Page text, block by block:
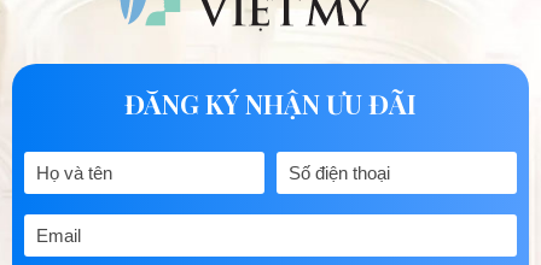
ĐĂNG KÝ NHẬN ƯU ĐÃI